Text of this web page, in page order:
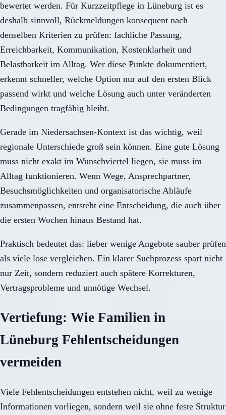
bewertet werden. Für Kurzzeitpflege in Lüneburg ist es
deshalb sinnvoll, Rückmeldungen konsequent nach
denselben Kriterien zu prüfen: fachliche Passung,
Erreichbarkeit, Kommunikation, Kostenklarheit und
Belastbarkeit im Alltag. Wer diese Punkte dokumentiert,
erkennt schneller, welche Option nur auf den ersten Blick
passend wirkt und welche Lösung auch unter veränderten
Bedingungen tragfähig bleibt.
Gerade im Niedersachsen-Kontext ist das wichtig, weil
regionale Unterschiede groß sein können. Eine gute Lösung
muss nicht exakt im Wunschviertel liegen, sie muss im
Alltag funktionieren. Wenn Wege, Ansprechpartner,
Besuchsmöglichkeiten und organisatorische Abläufe
zusammenpassen, entsteht eine Entscheidung, die auch über
die ersten Wochen hinaus Bestand hat.
Praktisch bedeutet das: lieber wenige Angebote sauber prüfen
als viele lose vergleichen. Ein klarer Suchprozess spart nicht
nur Zeit, sondern reduziert auch spätere Korrekturen,
Vertragsprobleme und unnötige Wechsel.
Vertiefung: Wie Familien in
Lüneburg Fehlentscheidungen
vermeiden
Viele Fehlentscheidungen entstehen nicht, weil zu wenige
Informationen vorliegen, sondern weil sie ohne feste Struktur